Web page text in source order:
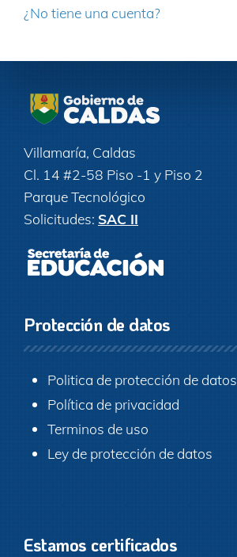
¿No tiene una cuenta?
Villamaría, Caldas
Cl. 14 #2-58 Piso -1 y Piso 2
Parque Tecnológico
Solicitudes: SAC II
Protección de datos
Politica de protección de datos
Política de privacidad
Terminos de uso
Ley de protección de datos
Estamos certificados